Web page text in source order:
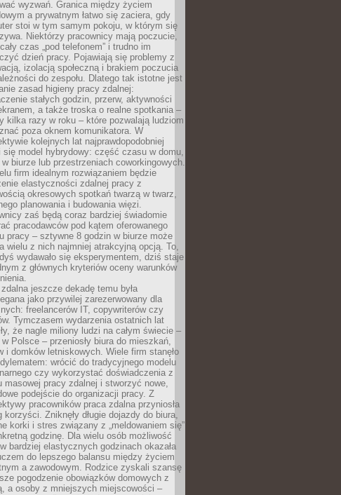
wyzwań. Granica między życiem
a prywatnym łatwo się zaciera, gdy
stoi w tym samym pokoju, w którym się
Niektórzy pracownicy mają poczucie,
czas „pod telefonem” i trudno im
dzień pracy. Pojawiają się problemy z
izolacją społeczną i brakiem poczucia
do zespołu. Dlatego tak istotne jest
zasad higieny pracy zdalnej:
stałych godzin, przerw, aktywności
a także troska o realne spotkania –
kilka razy w roku – które pozwalają ludziom
poza oknem komunikatora. W
kolejnych lat najprawdopodobniej
się model hybrydowy: część czasu w domu,
biurze lub przestrzeniach coworkingowych.
firm idealnym rozwiązaniem będzie
elastyczności zdalnej pracy z
okresowych spotkań twarzą w twarz,
planowania i budowania więzi.
zaś będą coraz bardziej świadomie
pracodawców pod kątem oferowanego
pracy – sztywne 8 godzin w biurze może
wielu z nich najmniej atrakcyjną opcją. To,
wydawało się eksperymentem, dziś staje
z głównych kryteriów oceny warunków
zdalna jeszcze dekadę temu była
jako przywilej zarezerwowany dla
freelancerów IT, copywriterów czy
Tymczasem wydarzenia ostatnich lat
że nagle miliony ludzi na całym świecie –
Polsce – przeniosły biura do mieszkań,
i domków letniskowych. Wiele firm stanęło
wrócić do tradycyjnego modelu
czy wykorzystać doświadczenia z
masowej pracy zdalnej i stworzyć nowe,
podejście do organizacji pracy. Z
pracowników praca zdalna przyniosła
korzyści. Zniknęły długie dojazdy do biura,
korki i stres związany z „meldowaniem się”
godzinę. Dla wielu osób możliwość
bardziej elastycznych godzinach okazała
do lepszego balansu między życiem
a zawodowym. Rodzice zyskali szansę
pogodzenie obowiązków domowych z
a osoby z mniejszych miejscowości –